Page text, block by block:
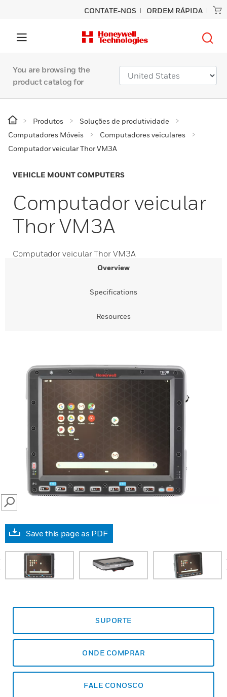
CONTATE-NOS ORDEM RÁPIDA
You are browsing the
product catalog for
Produtos
Soluções de produtividade
Computadores Móveis
Computadores veiculares
Computador veicular Thor VM3A
VEHICLE MOUNT COMPUTERS
Computador veicular
Thor VM3A
Computador veicular Thor VM3A
Overview
Specifications
Resources
SEARCH
Save this page as PDF
SUPORTE
ONDE COMPRAR
FALE CONOSCO